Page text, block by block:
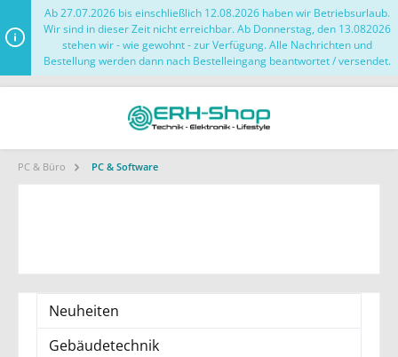
Ab 27.07.2026 bis einschließlich 12.08.2026 haben wir Betriebsurlaub.
Wir sind in dieser Zeit nicht erreichbar. Ab Donnerstag, den 13.082026
stehen wir - wie gewohnt - zur Verfügung. Alle Nachrichten und
Bestellung werden dann nach Bestelleingang beantwortet / versendet.
PC & Büro PC & Software
Neuheiten
Gebäudetechnik